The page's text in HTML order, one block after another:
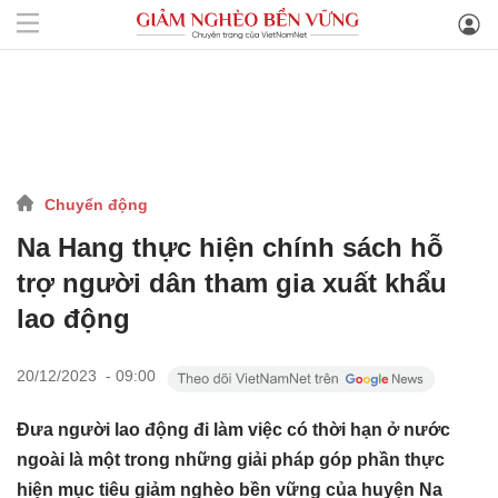
Chuyển động
Na Hang thực hiện chính sách hỗ
trợ người dân tham gia xuất khẩu
lao động
20/12/2023 - 09:00
Đưa người lao động đi làm việc có thời hạn ở nước
ngoài là một trong những giải pháp góp phần thực
hiện mục tiêu giảm nghèo bền vững của huyện Na